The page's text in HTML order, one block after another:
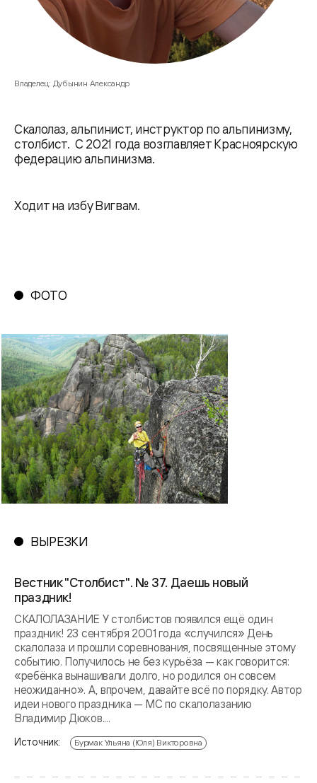
Скалолаз, альпинист, инструктор по альпинизму,
столбист. С 2021 года возглавляет Красноярскую
федерацию альпинизма.
Ходит на избу Вигвам.
Владелец: Дубынин Александр
ФОТО
ВЫРЕЗКИ
Вестник "Столбист". № 37. Даешь новый
праздник!
СКАЛОЛАЗАНИЕ У столбистов появился ещё один
праздник! 23 сентября 2001 года «случился» День
скалолаза и прошли соревнования, посвященные этому
событию. Получилось не без курьёза — как говорится:
«ребёнка вынашивали долго, но родился он совсем
неожиданно». А, впрочем, давайте всё по порядку. Автор
идеи нового праздника — МС по скалолазанию
Владимир Дюков....
Источник: Бурмак Ульяна (Юля) Викторовна